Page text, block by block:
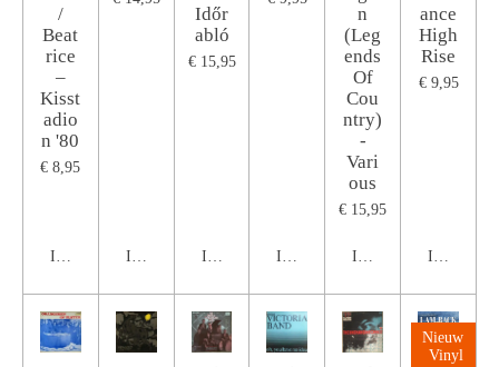
/
Beat
rice
‎–
Kisst
adio
n '80
€ 8,95
In winkelwagenIn winkelwagen
Időr
abló
€ 15,95
In winkelwagenIn winkelwagen
n
(Leg
ends
Of
Cou
ntry)
-
Vari
ous
€ 15,95
In winkelwagen
ance
High
Rise
€ 9,95
In
Nieuw
Vinyl